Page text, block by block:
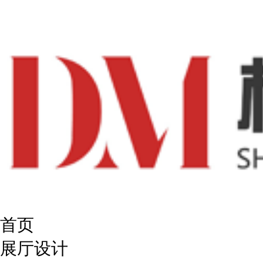
首页
展厅设计